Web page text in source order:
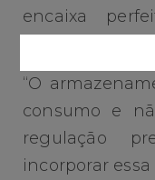
encaixa
“O
consumo e
regulação
incorporar